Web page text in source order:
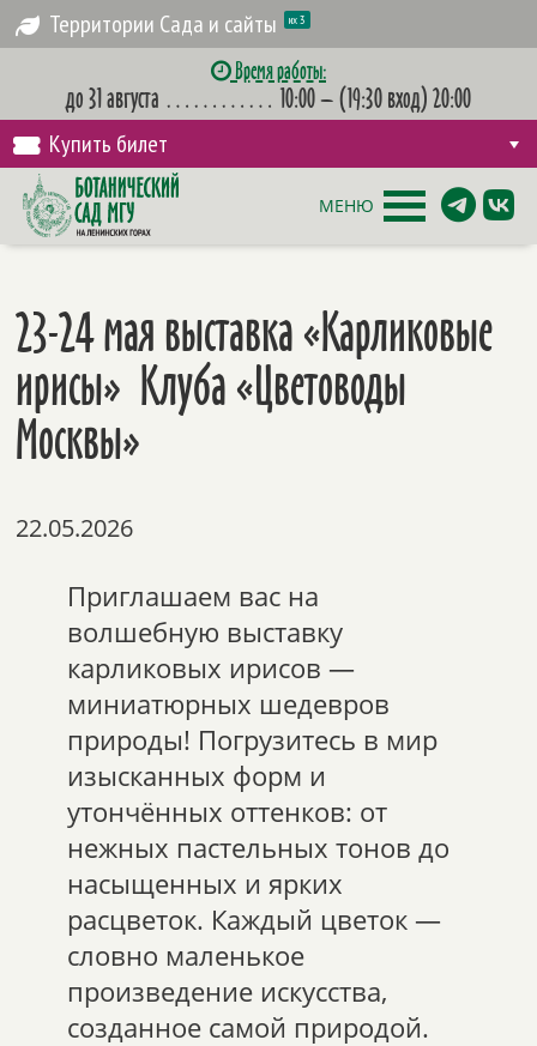
Территории Сада и сайты их 3
Время работы:
до 31 августа ………… 10:00 – (19:30 вход) 20:00
Купить билет
МЕНЮ
23-24 мая выставка «Карликовые
ирисы» Клуба «Цветоводы
Москвы»
22.05.2026
Приглашаем вас на
волшебную выставку
карликовых ирисов —
миниатюрных шедевров
природы! Погрузитесь в мир
изысканных форм и
утончённых оттенков: от
нежных пастельных тонов до
насыщенных и ярких
расцветок. Каждый цветок —
словно маленькое
произведение искусства,
созданное самой природой.